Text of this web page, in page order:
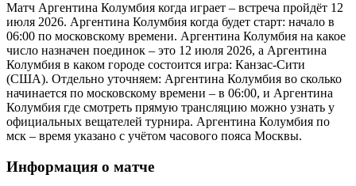
Матч Аргентина Колумбия когда играет – встреча пройдёт 12
июля 2026. Аргентина Колумбия когда будет старт: начало в
06:00 по московскому времени. Аргентина Колумбия на какое
число назначен поединок – это 12 июля 2026, а Аргентина
Колумбия в каком городе состоится игра: Канзас-Сити
(США). Отдельно уточняем: Аргентина Колумбия во сколько
начинается по московскому времени – в 06:00, и Аргентина
Колумбия где смотреть прямую трансляцию можно узнать у
официальных вещателей турнира. Аргентина Колумбия по
мск – время указано с учётом часового пояса Москвы.
Информация о матче